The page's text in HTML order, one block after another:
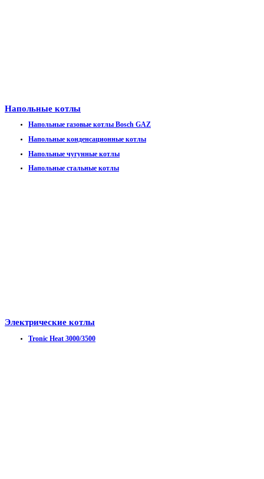
Напольные котлы
Напольные газовые котлы Bosch GAZ
Напольные конденсационные котлы
Напольные чугунные котлы
Напольные стальные котлы
Электрические котлы
Tronic Heat 3000/3500